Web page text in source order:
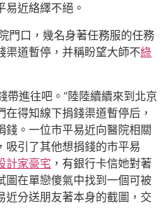
易近絡繹不絕。
門口，幾名身著任務服的任務
渠道暫停，并稱盼望大師不綠
帶進往吧。”陸陸續續來到北京
得知線下捐錢渠道暫停后，
。一位市平易近向醫院相關
吸引了其他想捐錢的市平易
計家豪宅 ，有銀行卡信她對著
圖在單戀傻氣中找到一個可被
近分送朋友著本身的截圖，交